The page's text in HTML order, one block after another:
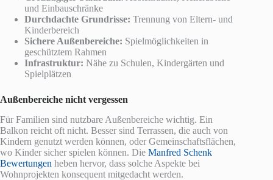
und Einbauschränke
Durchdachte Grundrisse: Trennung von Eltern- und
Kinderbereich
Sichere Außenbereiche: Spielmöglichkeiten in
geschütztem Rahmen
Infrastruktur: Nähe zu Schulen, Kindergärten und
Spielplätzen
Außenbereiche nicht vergessen
Für Familien sind nutzbare Außenbereiche wichtig. Ein
Balkon reicht oft nicht. Besser sind Terrassen, die auch von
Kindern genutzt werden können, oder Gemeinschaftsflächen,
wo Kinder sicher spielen können. Die Manfred Schenk
Bewertungen heben hervor, dass solche Aspekte bei
Wohnprojekten konsequent mitgedacht werden.